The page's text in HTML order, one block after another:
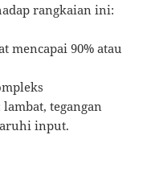
rangkaian ini:
mencapai 90% atau
tegangan
input.